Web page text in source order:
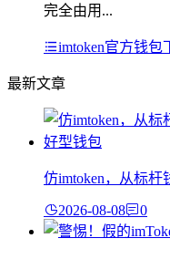
完全由用...
imtoken官方钱包
最新文章
仿imtoken，从标杆
2026-08-08 0